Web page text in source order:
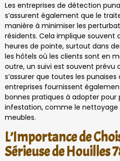
Les entreprises de détection
s’assurent également que le
manière à minimiser les
résidents. Cela implique souvent
heures de pointe, surtout dans
les hôtels où les clients sont en
outre, un suivi est souvent prévu
s’assurer que toutes les
entreprises fournissent
bonnes pratiques à adopter pour
infestation, comme le nettoyage
meubles.
L’Importance de
Sérieuse de Houilles